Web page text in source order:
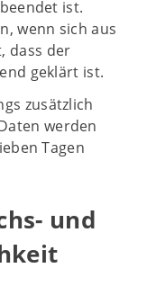
ist.
wenn sich aus
dass der
geklärt ist.
zusätzlich
werden
Tagen
und